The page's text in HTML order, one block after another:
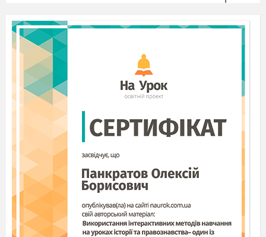
правильно розподіляти свій час.
Розподіл часу на добу
- сон;
- навчання в
- прогулянка на свіжому повітрі;
- виконання д/з;
- заняття спортом;